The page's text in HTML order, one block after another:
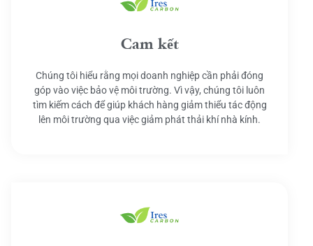
Cam kết
Chúng tôi hiểu rằng mọi doanh nghiệp cần phải đóng
góp vào việc bảo vệ môi trường. Vì vậy, chúng tôi luôn
tìm kiếm cách để giúp khách hàng giảm thiểu tác động
lên môi trường qua việc giảm phát thải khí nhà kính.